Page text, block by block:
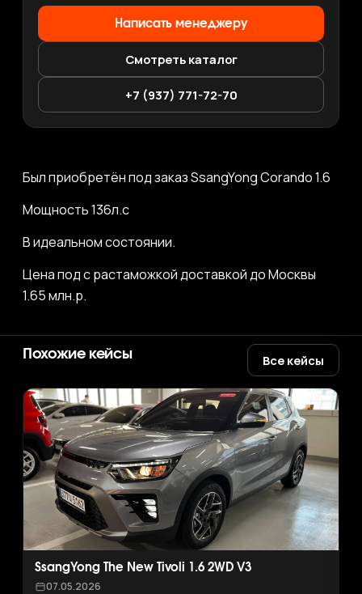
Написать менеджеру
Смотреть каталог
+7 (937) 771-72-70
Был приобретён под заказ SsangYong Corando 1.6
Мощность 136л.с
В идеальном состоянии.
Цена под с растаможкой доставкой до Москвы
1.65 млн.р.
Похожие кейсы Все кейсы
SsangYong The New Tivoli 1.6 2WD V3
07.05.2026